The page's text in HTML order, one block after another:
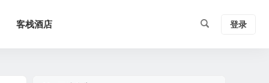
客栈酒店 登录